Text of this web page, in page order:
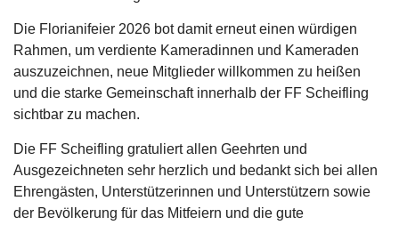
Die Florianifeier 2026 bot damit erneut einen würdigen
Rahmen, um verdiente Kameradinnen und Kameraden
auszuzeichnen, neue Mitglieder willkommen zu heißen
und die starke Gemeinschaft innerhalb der FF Scheifling
sichtbar zu machen.
Die FF Scheifling gratuliert allen Geehrten und
Ausgezeichneten sehr herzlich und bedankt sich bei allen
Ehrengästen, Unterstützerinnen und Unterstützern sowie
der Bevölkerung für das Mitfeiern und die gute